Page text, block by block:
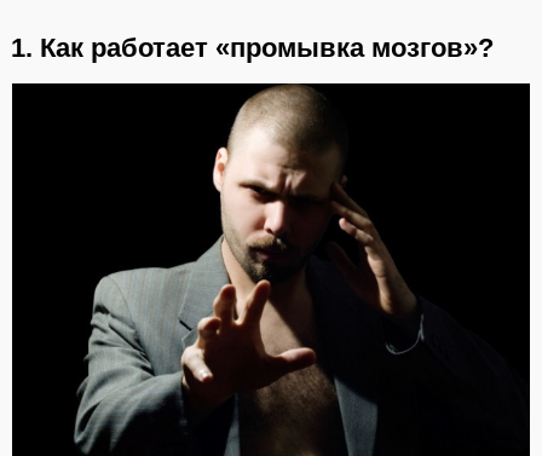
1. Как работает «промывка мозгов»?